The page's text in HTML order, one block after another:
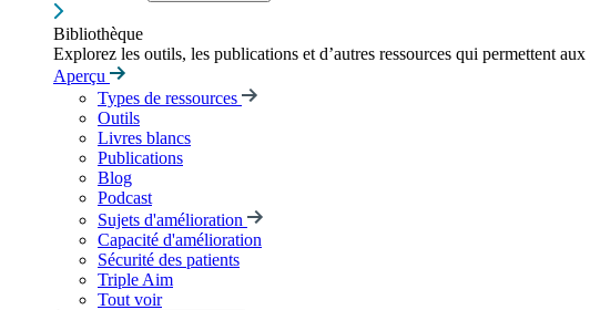
Bibliothèque
Explorez les outils, les publications et d’autres ressources qui permettent
Aperçu
Types de ressources
Outils
Livres blancs
Publications
Blog
Podcast
Sujets d'amélioration
Capacité d'amélioration
Sécurité des patients
Triple Aim
Tout voir